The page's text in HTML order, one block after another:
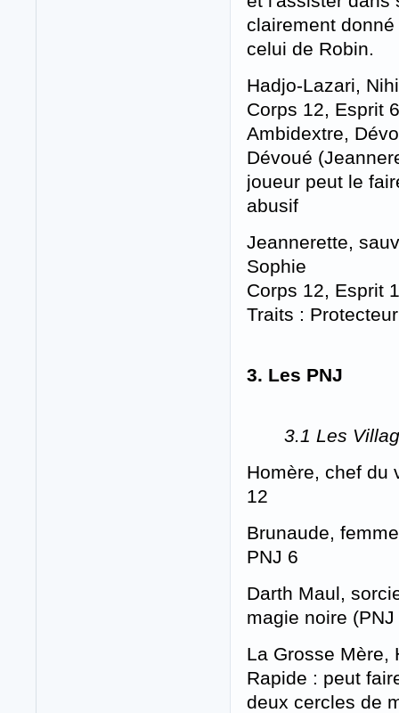
clairement
celui de Robin.
Hadjo-Lazari,
Corps 12, Esprit
Ambidextre,
Dévoué
joueur peut le
abusif
Jeannerette,
Sophie
Corps 12, Esprit
Traits :
3. Les PNJ
3.1 Les
Homère, chef du
12
Brunaude,
PNJ 6
Darth Maul,
magie noire (PNJ
La Grosse Mère,
Rapide : peut
deux cercles de